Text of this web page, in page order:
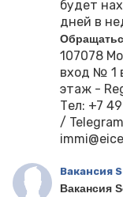
будет
дней в
107078
вход № 1
этаж -
Тел: +7
/
Вакансия
Вакансия